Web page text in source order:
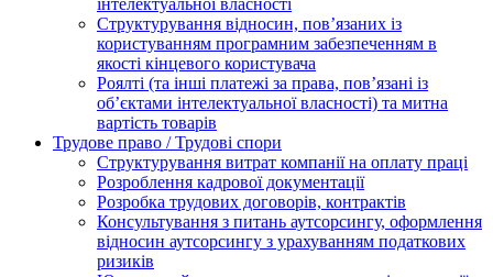
інтелектуальної власності
Структурування відносин, пов’язаних із
користуванням програмним забезпеченням в
якості кінцевого користувача
Роялті (та інші платежі за права, пов’язані із
об’єктами інтелектуальної власності) та митна
вартість товарів
Трудове право / Трудові спори
Cтруктурування витрат компанії на оплату праці
Розроблення кадрової документації
Розробка трудових договорів, контрактів
Консультування з питань аутсорсингу, оформлення
відносин аутсорсингу з урахуванням податкових
ризиків